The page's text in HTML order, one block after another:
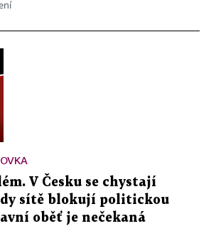
V Česku se chystají
sítě blokují politickou
oběť je nečekaná